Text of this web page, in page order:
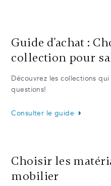
Guide d'achat :
collection pour
Découvrez les collections
questions!
Consulter le guide
Choisir les
mobilier